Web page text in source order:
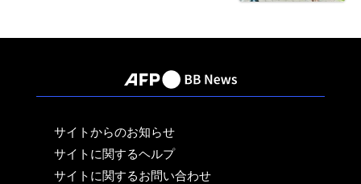
サイトからのお知らせ
サイトに関するヘルプ
サイトに関するお問い合わせ